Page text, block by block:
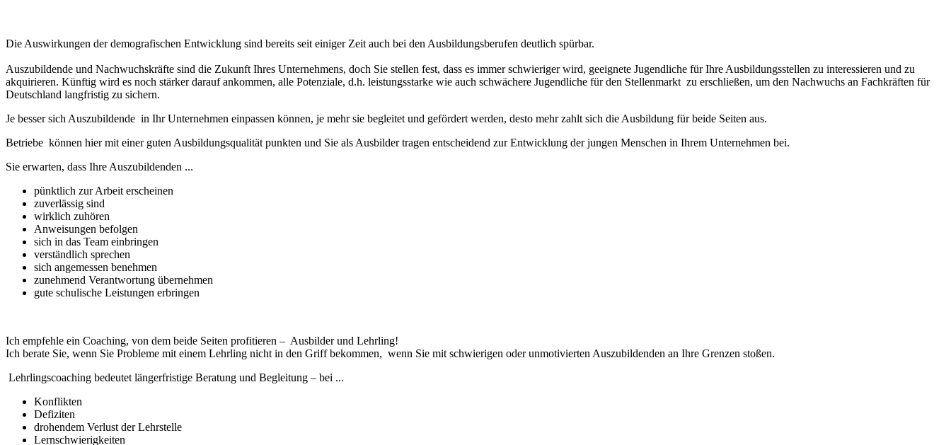
Die Auswirkungen der demografischen Entwicklung sind bereits seit einiger Zeit auch bei den Ausbildungsberufen deutlich spürbar.
Auszubildende und Nachwuchskräfte sind die Zukunft Ihres Unternehmens, doch Sie stellen fest, dass es immer schwieriger wird, geeignete Jugendliche für Ihre Ausbildungsstellen zu interessieren und zu
akquirieren. Künftig wird es noch stärker darauf ankommen, alle Potenziale, d.h. leistungsstarke wie auch schwächere Jugendliche für den Stellenmarkt zu erschließen, um den Nachwuchs an Fachkräften für
Deutschland langfristig zu sichern.
Je besser sich Auszubildende in Ihr Unternehmen einpassen können, je mehr sie begleitet und gefördert werden, desto mehr zahlt sich die Ausbildung für beide Seiten aus.
Betriebe können hier mit einer guten Ausbildungsqualität punkten und Sie als Ausbilder tragen entscheidend zur Entwicklung der jungen Menschen in Ihrem Unternehmen bei.
Sie erwarten, dass Ihre Auszubildenden ...
pünktlich zur Arbeit erscheinen
zuverlässig sind
wirklich zuhören
Anweisungen befolgen
sich in das Team einbringen
verständlich sprechen
sich angemessen benehmen
zunehmend Verantwortung übernehmen
gute schulische Leistungen erbringen
Ich empfehle ein Coaching, von dem beide Seiten profitieren – Ausbilder und Lehrling!
Ich berate Sie, wenn Sie Probleme mit einem Lehrling nicht in den Griff bekommen, wenn Sie mit schwierigen oder unmotivierten Auszubildenden an Ihre Grenzen stoßen.
Lehrlingscoaching bedeutet längerfristige Beratung und Begleitung – bei ...
Konflikten
Defiziten
drohendem Verlust der Lehrstelle
Lernschwierigkeiten